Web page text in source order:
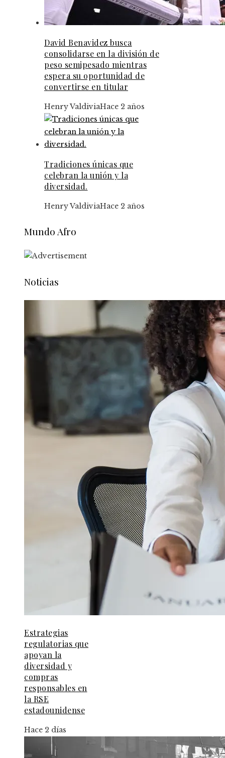
David Benavidez busca
consolidarse en la división de
peso semipesado mientras
espera su oportunidad de
convertirse en titular
Henry ValdiviaHace 2 años
Tradiciones únicas que
celebran la unión y la
diversidad.
Henry ValdiviaHace 2 años
Mundo Afro
Noticias
Estrategias
regulatorias que
apoyan la
diversidad y
compras
responsables en
la RSE
estadounidense
Hace 2 días